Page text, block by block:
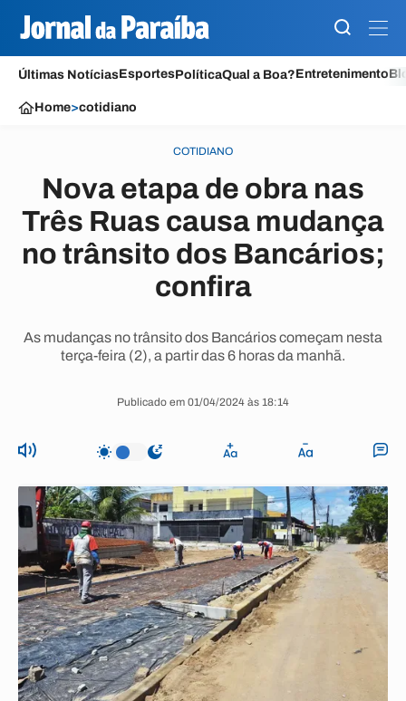
Últimas NotíciasEsportesPolíticaQual a Boa?Entretenimento
Home>cotidiano
COTIDIANO
Nova etapa de obra nas
Três Ruas causa mudança
no trânsito dos Bancários;
confira
As mudanças no trânsito dos Bancários começam nesta
terça-feira (2), a partir das 6 horas da manhã.
Publicado em 01/04/2024 às 18:14